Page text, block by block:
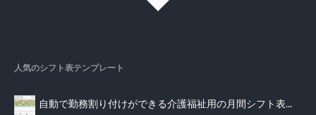
人気のシフト表テンプレート
自動で勤務割り付けができる介護福祉用の月間シフト表...